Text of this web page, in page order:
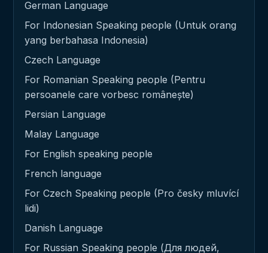
German Language
For Indonesian Speaking people (Untuk orang
yang berbahasa Indonesia)
Czech Language
For Romanian Speaking people (Pentru
persoanele care vorbesc românește)
Persian Language
Malay Language
For English speaking people
French language
For Czech Speaking people (Pro česky mluvící
lidi)
Danish Language
For Russian Speaking people (Для людей,